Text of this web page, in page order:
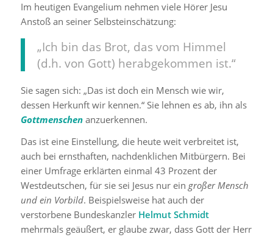
Im heutigen Evangelium nehmen viele Hörer Jesu
Anstoß an seiner Selbsteinschätzung:
„Ich bin das Brot, das vom Himmel
(d.h. von Gott) herabgekommen ist.“
Sie sagen sich: „Das ist doch ein Mensch wie wir,
dessen Herkunft wir kennen.“ Sie lehnen es ab, ihn als
Gottmenschenanzuerkennen.
Das ist eine Einstellung, die heute weit verbreitet ist,
auch bei ernsthaften, nachdenklichen Mitbürgern. Bei
einer Umfrage erklärten einmal 43 Prozent der
Westdeutschen, für sie sei Jesus nur ein großer Mensch
und ein Vorbild. Beispielsweise hat auch der
verstorbene Bundeskanzler Helmut Schmidt
mehrmals geäußert, er glaube zwar, dass Gott der Herr